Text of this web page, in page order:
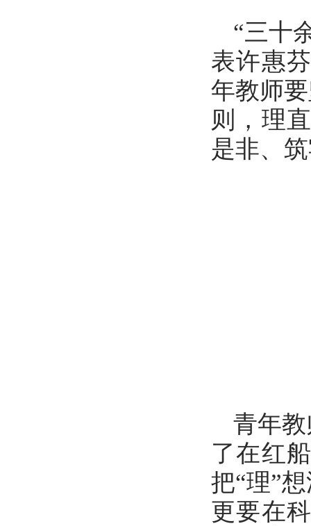
“三十
表许惠
年教师
则，理
是非、
青年
了在红
把“理”
更要在